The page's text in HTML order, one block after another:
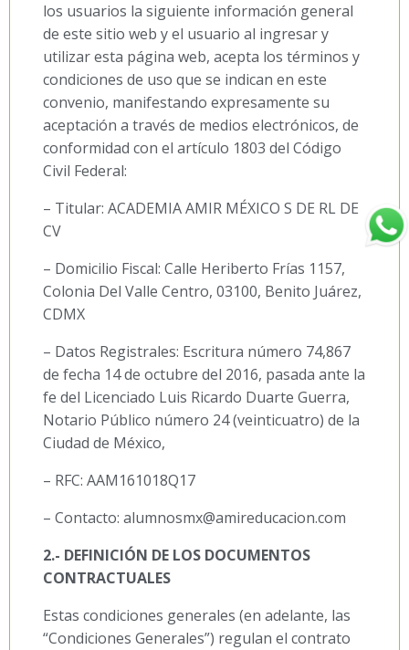
los usuarios la siguiente información general
de este sitio web y el usuario al ingresar y
utilizar esta página web, acepta los términos y
condiciones de uso que se indican en este
convenio, manifestando expresamente su
aceptación a través de medios electrónicos, de
conformidad con el artículo 1803 del Código
Civil Federal:
– Titular: ACADEMIA AMIR MÉXICO S DE RL DE
CV
– Domicilio Fiscal: Calle Heriberto Frías 1157,
Colonia Del Valle Centro, 03100, Benito Juárez,
CDMX
– Datos Registrales: Escritura número 74,867
de fecha 14 de octubre del 2016, pasada ante la
fe del Licenciado Luis Ricardo Duarte Guerra,
Notario Público número 24 (veinticuatro) de la
Ciudad de México,
– RFC: AAM161018Q17
– Contacto: alumnosmx@amireducacion.com
2.- DEFINICIÓN DE LOS DOCUMENTOS
CONTRACTUALES
Estas condiciones generales (en adelante, las
“Condiciones Generales”) regulan el contrato